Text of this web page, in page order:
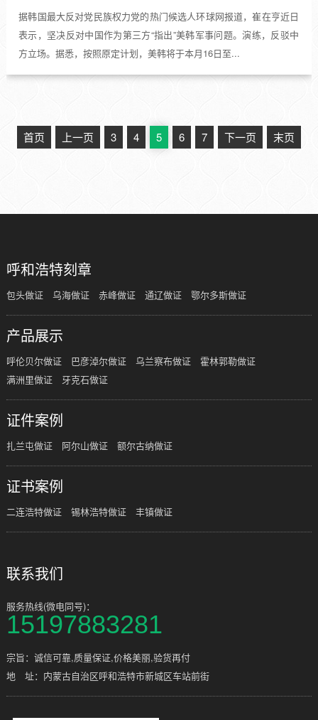
据韩国最大反对党民族权力党的热门候选人环球网报道，崔在亨近日
表示，坚决反对中国作为第三方“指出”美韩军事问题。演练，反驳中
方立场。据悉，按照原定计划，美韩将于本月16日至...
首页 上一页 3 4 5 6 7 下一页 末页
呼和浩特刻章
包头做证 乌海做证 赤峰做证 通辽做证 鄂尔多斯做证
产品展示
呼伦贝尔做证 巴彦淖尔做证 乌兰察布做证
霍林郭勒做证
满洲里做证
牙克石做证
证件案例
扎兰屯做证 阿尔山做证 额尔古纳做证
证书案例
二连浩特做证 锡林浩特做证 丰镇做证
联系我们
服务热线(微电同号)：
15197883281
宗旨：诚信可靠,质量保证,价格美丽,验货再付
地 址：内蒙古自治区呼和浩特市新城区车站前街